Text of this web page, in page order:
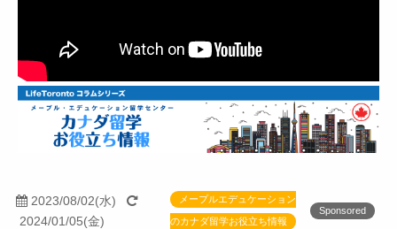
2023/08/02(水)
2024/01/05(金)
メープルエデュケーション
のカナダ留学お役立ち情報
Sponsored